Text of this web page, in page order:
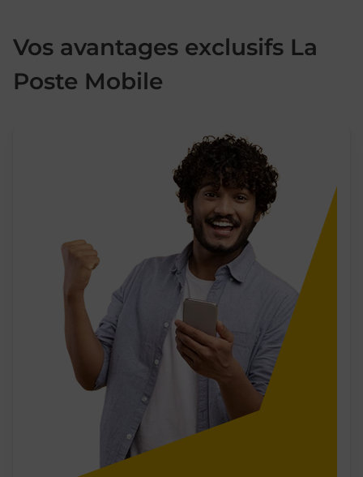
Vos avantages exclusifs La
Poste Mobile